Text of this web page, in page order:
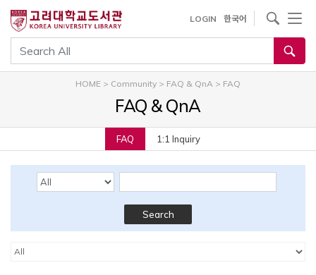
건
기
통합검색
LOGIN 한국어
사이트내 검색
HOME > Community > FAQ & QnA > FAQ
FAQ & QnA
FAQ 1:1 Inquiry
Search Options
Search